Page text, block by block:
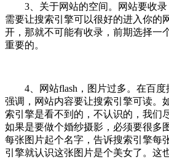
3、关于网站的空间。网站要收录
需要让搜索引擎可以很好的进入你的
开，那就不可能有收录，前期选择一
重要的。
4、网站flash，图片过多。在百度
强调，网站内容要让搜索引擎可读。
索引擎是看不到的，不认识的，我们
如果是要做个婚纱摄影，必须要很多
每张图片起个名字，告诉搜索引擎每
引擎就认识这张图片是个美女了。这